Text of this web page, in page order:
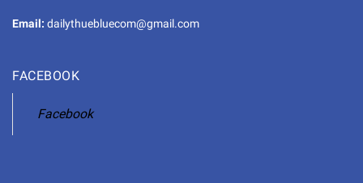
Email: dailythuebluecom@gmail.com
FACEBOOK
Facebook